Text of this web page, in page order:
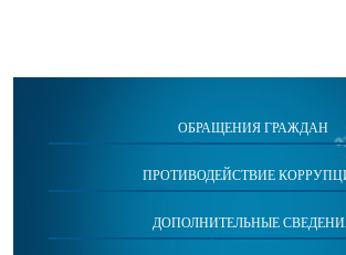
ОБРАЩЕНИЯ ГРАЖДАН
ПРОТИВОДЕЙСТВИЕ
ДОПОЛНИТЕЛЬНЫЕ